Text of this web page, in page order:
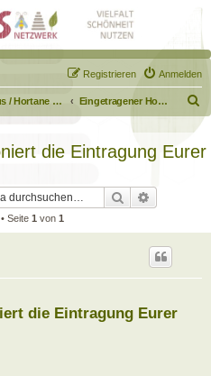
Anmelden
Registrieren
Hortus / Hortane Habitate / Garten auf dem Weg Eingetragener Hortus - Mein Hortus und ich!
u
die Eintragung Eurer
Suche
Seite 1 von 1
die Eintragung Eurer